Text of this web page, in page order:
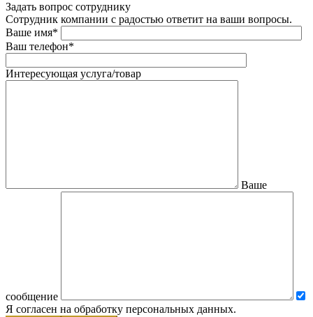
Задать вопрос сотруднику
Сотрудник компании с радостью ответит на ваши вопросы.
Ваше имя*
Ваш телефон*
Интересующая услуга/товар
Ваше
сообщение
Я согласен на обработку персональных данных.